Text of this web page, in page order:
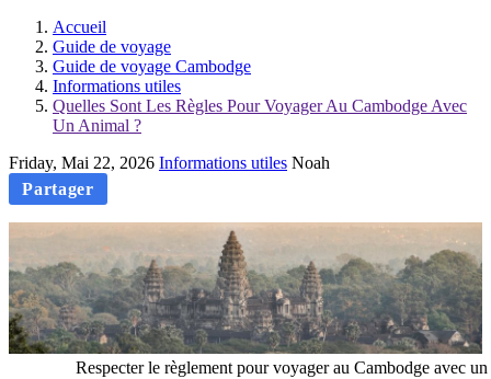
Accueil
Guide de voyage
Guide de voyage Cambodge
Informations utiles
Quelles Sont Les Règles Pour Voyager Au Cambodge Avec
Un Animal ?
Friday, Mai 22, 2026 Informations utiles Noah
Partager
Respecter le règlement pour voyager au Cambodge avec